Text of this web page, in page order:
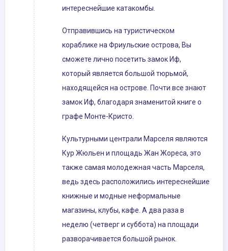
интереснейшие катакомбы.
Отправившись на туристическом
кораблике на Фриульские острова, Вы
сможете лично посетить замок Иф,
который является большой тюрьмой,
находящейся на острове. Почти все знают
замок Иф, благодаря знаменитой книге о
графе Монте-Кристо.
Культурными централи Марселя являются
Кур Жюльен и площадь Жан Жореса, это
также самая молодежная часть Марселя,
ведь здесь расположились интереснейшие
книжные и модные неформальные
магазины, клубы, кафе. А два раза в
неделю (четверг и суббота) на площади
разворачивается большой рынок.